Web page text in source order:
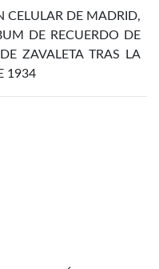
CELULAR DE MADRID,
DE RECUERDO DE
ZAVALETA TRAS LA
1934